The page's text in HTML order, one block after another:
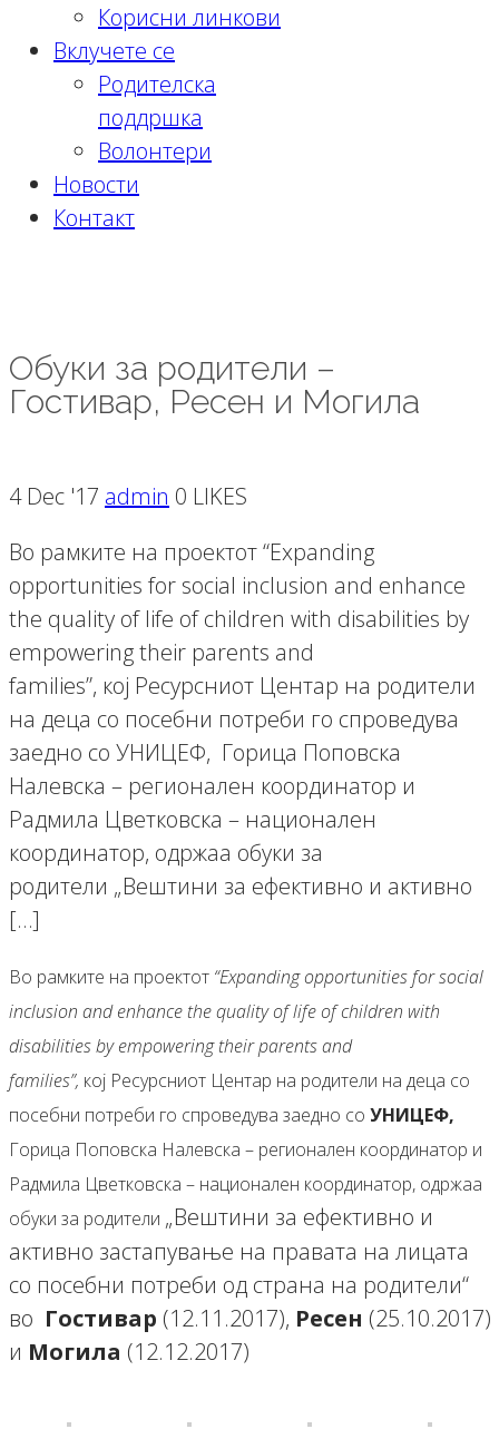
Корисни линкови
Вклучете се
Родителска
поддршка
Волонтери
Новости
Контакт
Обуки за родители –
Гостивар, Ресен и Могила
4 Dec '17 admin 0 LIKES
Во рамките на проектот “Expanding
opportunities for social inclusion and enhance
the quality of life of children with disabilities by
empowering their parents and
families”, кој Ресурсниот Центар на родители
на деца со посебни потреби го спроведува
заедно со УНИЦЕФ, Горица Поповска
Налевска – регионален координатор и
Радмила Цветковска – национален
координатор, одржаа обуки за
родители „Вештини за ефективно и активно
[…]
Во рамките на проектот “Expanding opportunities for social
inclusion and enhance the quality of life of children with
disabilities by empowering their parents and
families”, кој Ресурсниот Центар на родители на деца со
посебни потреби го спроведува заедно со УНИЦЕФ,
Горица Поповска Налевска – регионален координатор и
Радмила Цветковска – национален координатор, одржаа
обуки за родители „Вештини за ефективно и
активно застапување на правата на лицата
со посебни потреби од страна на родители“
во Гостивар (12.11.2017), Ресен (25.10.2017)
и Могила (12.12.2017)